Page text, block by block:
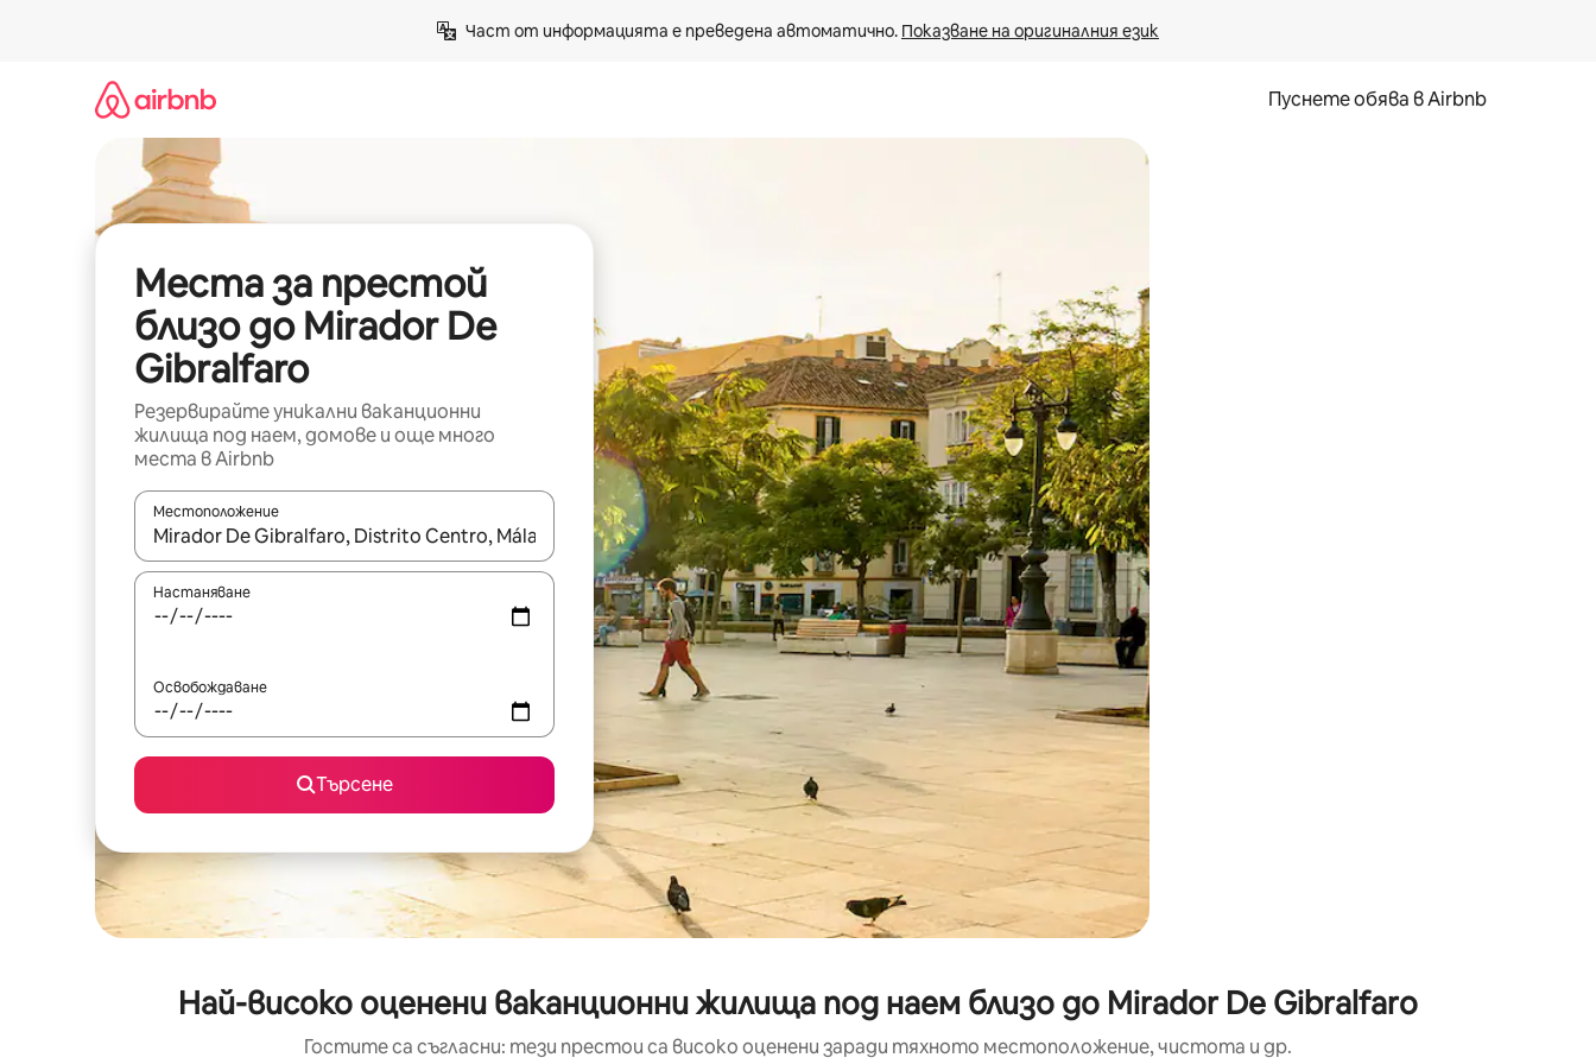
Част от информацията е преведена автоматично. Показване на оригиналния език
Пуснете обява в Airbnb
Места за престой
близо до Mirador De
Gibralfaro
Резервирайте уникални ваканционни
жилища под наем, домове и още много
места в Airbnb
Местоположение
Когато резултатите се покажат, използвайте клавишите със стрелки нагоре и надолу или навигирайте с докосване или плъзгане.
Настаняване
Освобождаване
Търсене
Най-високо оценени ваканционни жилища под наем близо до Mirador De Gibralfaro
Гостите са съгласни: тези престои са високо оценени заради тяхното местоположение, чистота и др.